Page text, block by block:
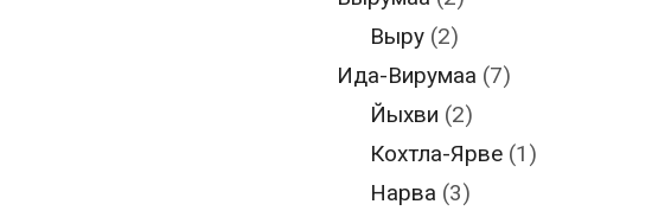
Выру (2)
Ида-Вирумаа (7)
Йыхви (2)
Кохтла-Ярве (1)
Нарва (3)